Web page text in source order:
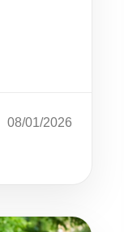
08/01/2026